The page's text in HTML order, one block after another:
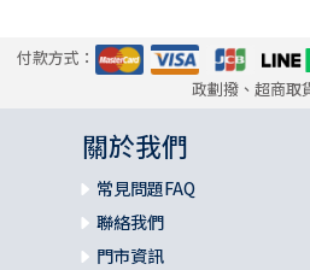
付款方式：
政劃撥、超商取
關於我們
常見問題FAQ
聯絡我們
門市資訊